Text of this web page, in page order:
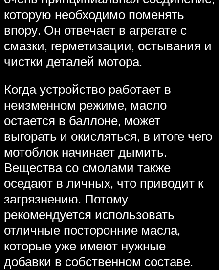
которую необходимо поменять
впору. Он отвечает в агрегате с
смазки, герметизации, остывания и
чистки деталей мотора.
Когда устройство работает в
неизменном режиме, масло
остается в баллоне, может
выгорать и окисляться, в итоге чего
мотоблок начинает дымить.
Вещества со смолами также
оседают в личных, что приводит к
загрязнению. Потому
рекомендуется использовать
отличные посторонние масла,
которые уже имеют нужные
добавки в собственном составе.